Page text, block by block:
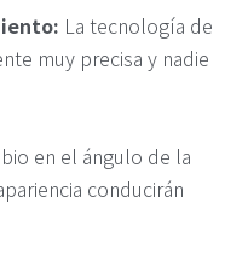
La tecnología de
muy precisa y nadie
en el ángulo de la
conducirán